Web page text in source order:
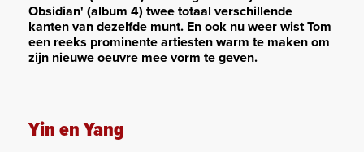
Obsidian' (album 4) twee totaal verschillende
kanten van dezelfde munt. En ook nu weer wist Tom
een reeks prominente artiesten warm te maken om
zijn nieuwe oeuvre mee vorm te geven.
Yin en Yang